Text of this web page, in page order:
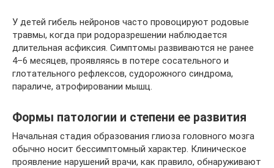
У детей гибель нейронов часто провоцируют родовые
травмы, когда при родоразрешении наблюдается
длительная асфиксия. Симптомы развиваются не ранее
4–6 месяцев, проявляясь в потере сосательного и
глотательного рефлексов, судорожного синдрома,
параличе, атрофировании мышц.
Формы патологии и степени ее развития
Начальная стадия образования глиоза головного мозга
обычно носит бессимптомный характер. Клиническое
проявление нарушений врачи, как правило, обнаруживают